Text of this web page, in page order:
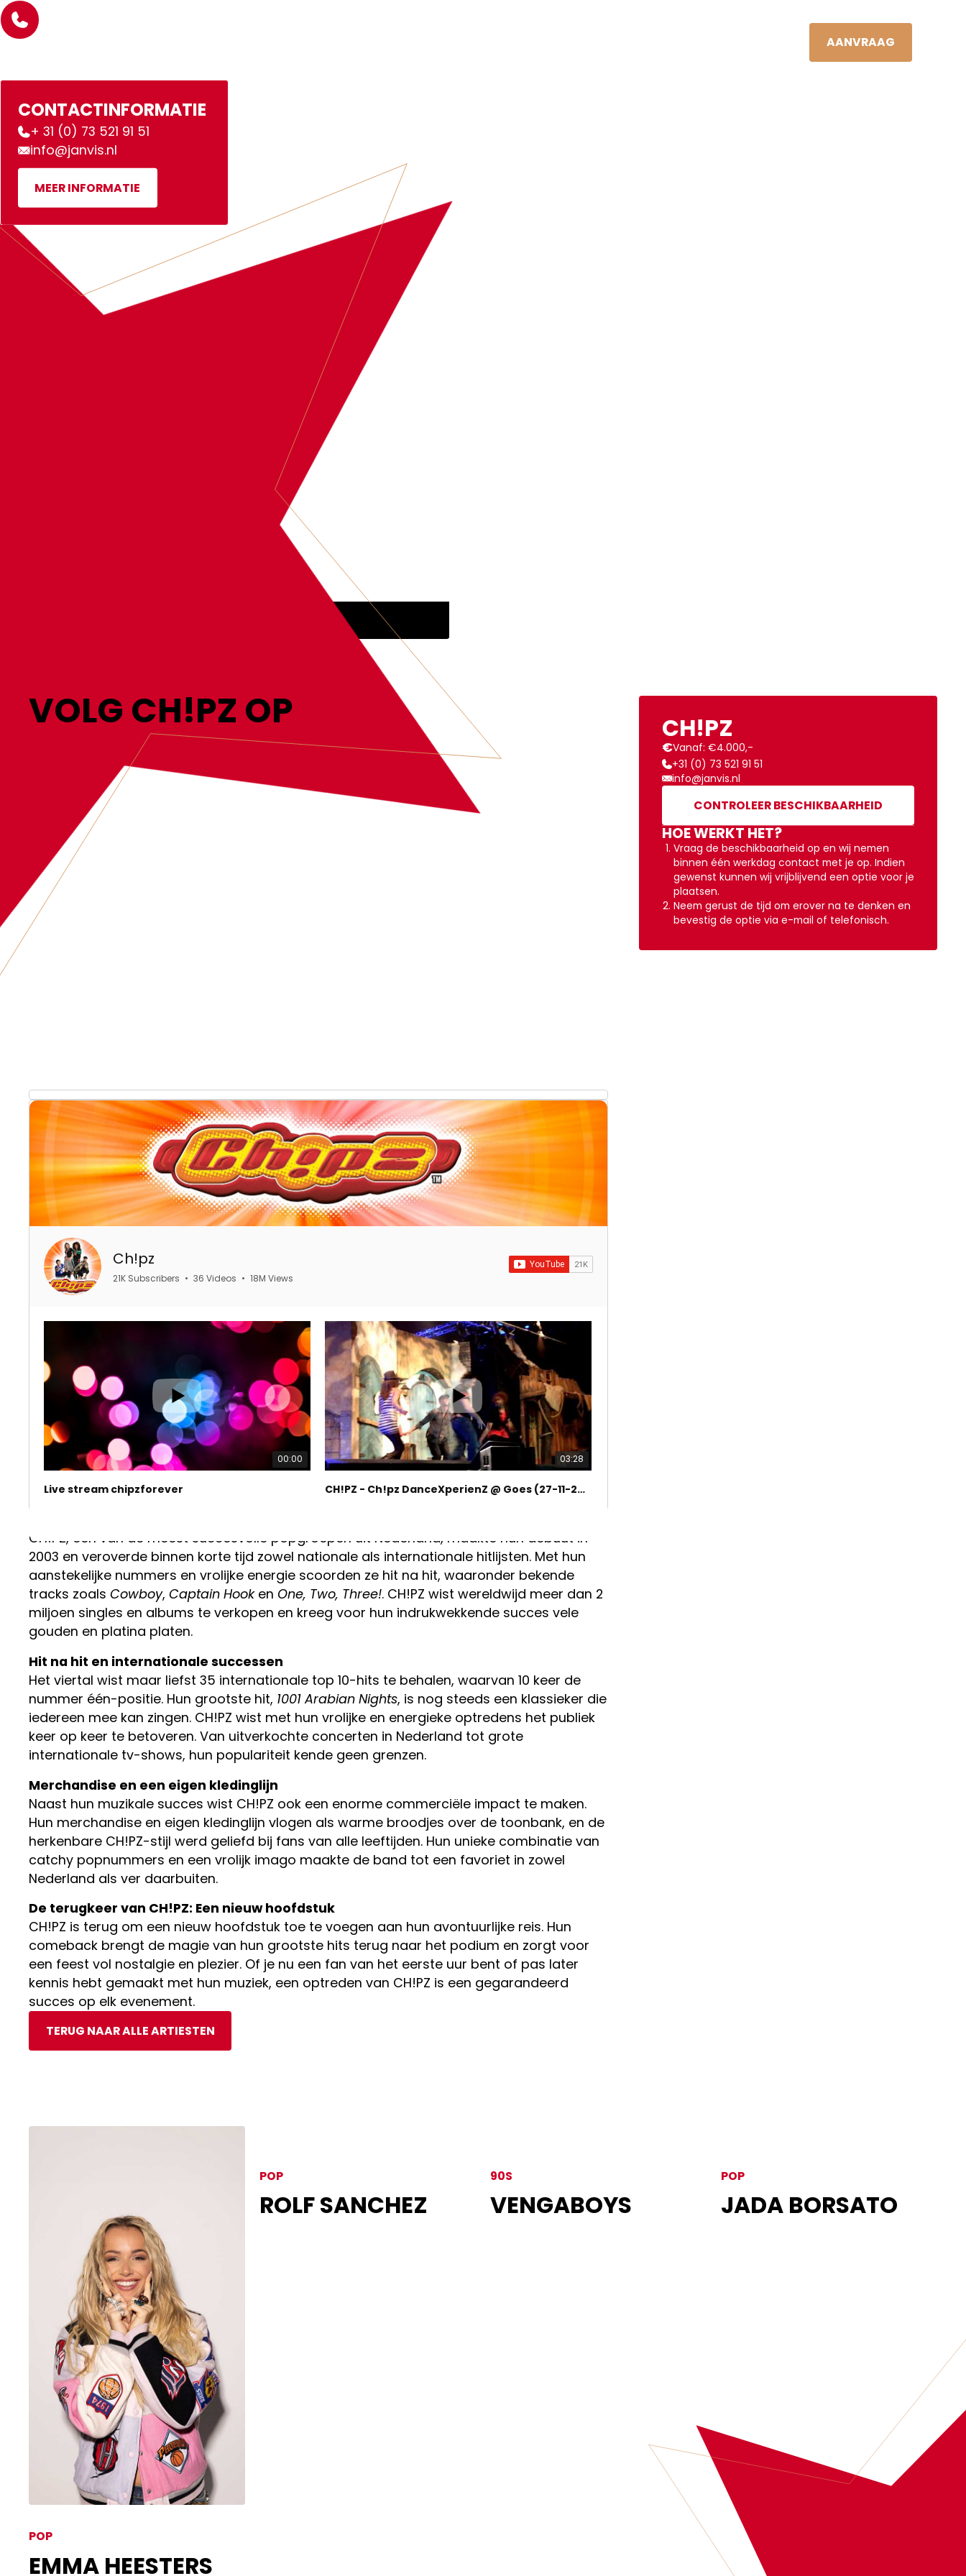
AANVRAAG
CONTACTINFORMATIE
+ 31 (0) 73 521 91 51
info@janvis.nl
MEER INFORMATIE
VOLG CH!PZ OP
Ch!pz
21K Subscribers • 36 Videos • 18M Views
00:00
Live stream chipzforever
03:28
CH!PZ - Ch!pz DanceXperienZ @ Goes (27-11-2010)
CH!PZ, een van de meest succesvolle popgroepen uit Nederland, maakte hun debuut in
2003 en veroverde binnen korte tijd zowel nationale als internationale hitlijsten. Met hun
aanstekelijke nummers en vrolijke energie scoorden ze hit na hit, waaronder bekende
tracks zoals Cowboy, Captain Hooken One, Two, Three!. CH!PZ wist wereldwijd meer dan 2
miljoen singles en albums te verkopen en kreeg voor hun indrukwekkende succes vele
gouden en platina platen.
Hit na hit en internationale successen
Het viertal wist maar liefst 35 internationale top 10-hits te behalen, waarvan 10 keer de
nummer één-positie. Hun grootste hit, 1001 Arabian Nights, is nog steeds een klassieker die
iedereen mee kan zingen. CH!PZ wist met hun vrolijke en energieke optredens het publiek
keer op keer te betoveren. Van uitverkochte concerten in Nederland tot grote
internationale tv-shows, hun populariteit kende geen grenzen.
Merchandise en een eigen kledinglijn
Naast hun muzikale succes wist CH!PZ ook een enorme commerciële impact te maken.
Hun merchandise en eigen kledinglijn vlogen als warme broodjes over de toonbank, en de
herkenbare CH!PZ-stijl werd geliefd bij fans van alle leeftijden. Hun unieke combinatie van
catchy popnummers en een vrolijk imago maakte de band tot een favoriet in zowel
Nederland als ver daarbuiten.
De terugkeer van CH!PZ: Een nieuw hoofdstuk
CH!PZ is terug om een nieuw hoofdstuk toe te voegen aan hun avontuurlijke reis. Hun
comeback brengt de magie van hun grootste hits terug naar het podium en zorgt voor
een feest vol nostalgie en plezier. Of je nu een fan van het eerste uur bent of pas later
kennis hebt gemaakt met hun muziek, een optreden van CH!PZ is een gegarandeerd
succes op elk evenement.
TERUG NAAR ALLE ARTIESTEN
CH!PZ
€Vanaf: €4.000,-
+31 (0) 73 521 91 51
info@janvis.nl
CONTROLEER BESCHIKBAARHEID
HOE WERKT HET?
Vraag de beschikbaarheid op en wij nemen
binnen één werkdag contact met je op. Indien
gewenst kunnen wij vrijblijvend een optie voor je
plaatsen.
Neem gerust de tijd om erover na te denken en
bevestig de optie via e-mail of telefonisch.
EMMA HEESTERS
POP
ROLF SANCHEZ
POP
VENGABOYS
90S
JADA BORSATO
POP